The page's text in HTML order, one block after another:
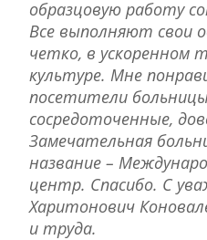
образцовую работу
Все выполняют свои
четко, в ускоренном
культуре. Мне
посетители
сосредоточенные,
Замечательная
название –
центр. Спасибо. С
Харитонович
и труда.